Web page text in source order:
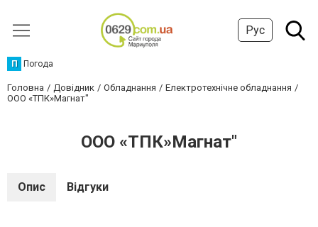
Рус
П Погода
Головна Довідник Обладнання
Електротехнічне обладнання
ООО «ТПК»Магнат"
ООО «ТПК»Магнат"
Опис Відгуки